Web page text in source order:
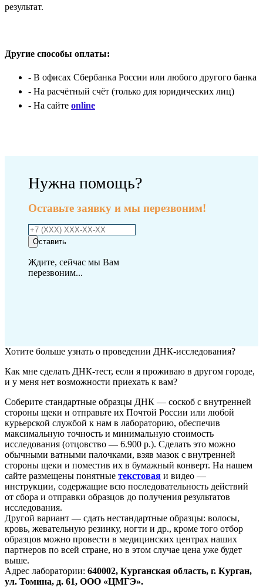
результат.
Другие способы оплаты:
- В офисах Сбербанка России или любого другого банка
- На расчётный счёт (только для юридических лиц)
- На сайте online
Нужна помощь?
Оставьте заявку и мы перезвоним!
Оставить
Ждите, сейчас мы Вам
перезвоним...
Хотите больше узнать о проведении ДНК-исследования?
Как мне сделать ДНК-тест, если я проживаю в другом городе,
и у меня нет возможности приехать к вам?
Соберите стандартные образцы ДНК — соскоб с внутренней
стороны щеки и отправьте их Почтой России или любой
курьерской службой к нам в лабораторию, обеспечив
максимальную точность и минимальную стоимость
исследования (отцовство — 6.900 р.). Сделать это можно
обычными ватными палочками, взяв мазок с внутренней
стороны щеки и поместив их в бумажный конверт. На нашем
сайте размещены понятные текстовая и видео —
инструкции, содержащие всю последовательность действий
от сбора и отправки образцов до получения результатов
исследования.
Другой вариант — сдать нестандартные образцы: волосы,
кровь, жевательную резинку, ногти и др., кроме того отбор
образцов можно провести в медицинских центрах наших
партнеров по всей стране, но в этом случае цена уже будет
выше.
Адрес лаборатории: 640002, Курганская область, г. Курган,
ул. Томина, д. 61, ООО «ЦМГЭ».